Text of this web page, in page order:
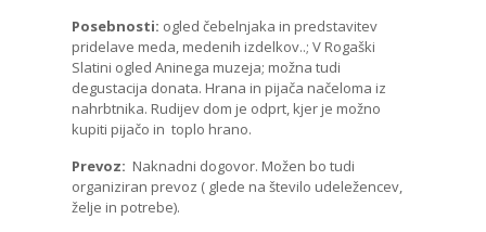
Posebnosti: ogled čebelnjaka in predstavitev
pridelave meda, medenih izdelkov..; V Rogaški
Slatini ogled Aninega muzeja; možna tudi
degustacija donata. Hrana in pijača načeloma iz
nahrbtnika. Rudijev dom je odprt, kjer je možno
kupiti pijačo in toplo hrano.
Prevoz: Naknadni dogovor. Možen bo tudi
organiziran prevoz ( glede na število udeležencev,
želje in potrebe).